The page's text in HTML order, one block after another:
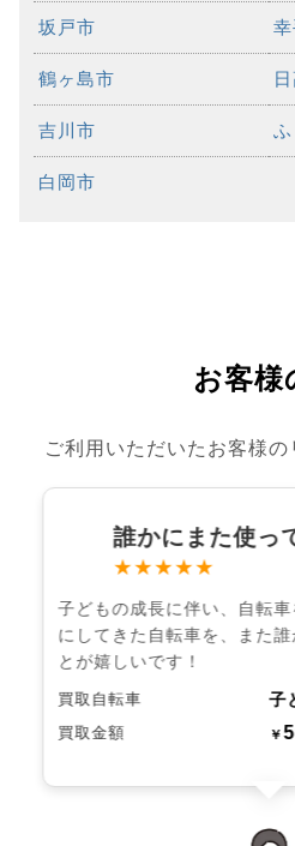
坂戸市
鶴ヶ島市
吉川市
白岡市
お客様
ご利用いただいたお客様の
誰かにまた使っ
★★★★★
子どもの成長に伴い、自転
にしてきた自転車を、また
とが嬉しいです！
買取自転車 子
買取金額 ￥